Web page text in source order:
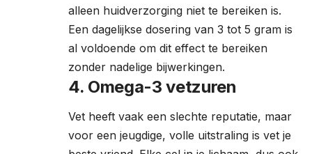
alleen huidverzorging niet te bereiken is.
Een dagelijkse dosering van 3 tot 5 gram is
al voldoende om dit effect te bereiken
zonder nadelige bijwerkingen.
4. Omega-3 vetzuren
Vet heeft vaak een slechte reputatie, maar
voor een jeugdige, volle uitstraling is vet je